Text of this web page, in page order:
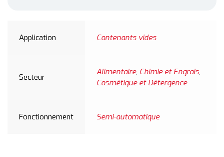
Application Contenants vides
Secteur
Alimentaire, Chimie et Engrais,
Cosmétique et Détergence
Fonctionnement Semi-automatique